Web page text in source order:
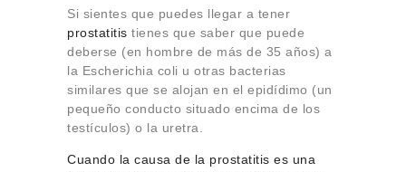
Si sientes que puedes llegar a tener
prostatitis tienes que saber que puede
deberse (en hombre de más de 35 años) a
la Escherichia coli u otras bacterias
similares que se alojan en el epidídimo (un
pequeño conducto situado encima de los
testículos) o la uretra.
Cuando la causa de la prostatitis es una